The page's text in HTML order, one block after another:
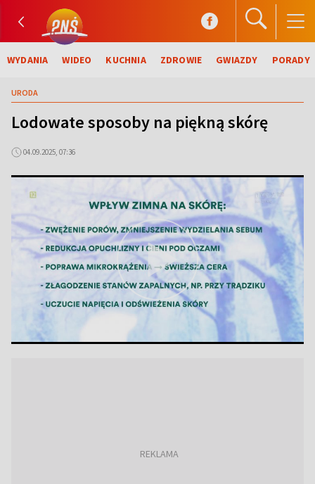
WYDANIA WIDEO KUCHNIA ZDROWIE GWIAZDY PORADY
URODA
Lodowate sposoby na piękną skórę
04.09.2025, 07:36